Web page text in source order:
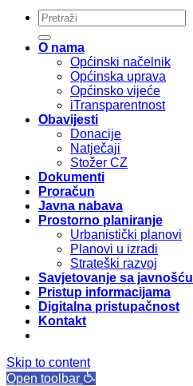
O nama
Općinski načelnik
Općinska uprava
Općinsko vijeće
iTransparentnost
Obavijesti
Donacije
Natječaji
Stožer CZ
Dokumenti
Proračun
Javna nabava
Prostorno planiranje
Urbanistički planovi
Planovi u izradi
Strateški razvoj
Savjetovanje sa javnošću
Pristup informacijama
Digitalna pristupačnost
Kontakt
Skip to content
Open toolbar